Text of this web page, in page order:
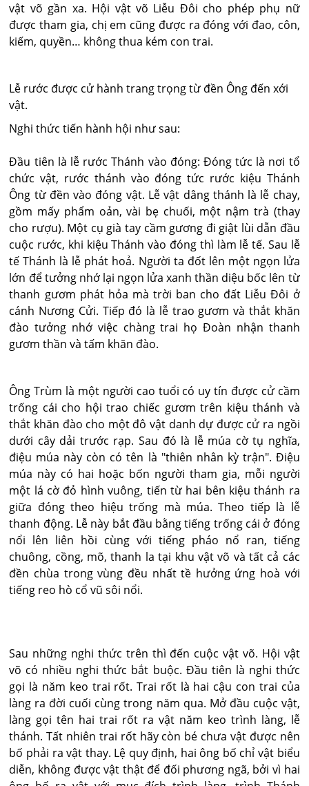
vật võ gần xa. Hội vật võ Liễu Đôi cho phép phụ nữ
được tham gia, chị em cũng được ra đóng với đao, côn,
kiếm, quyền… không thua kém con trai.
Lễ rước được cử hành trang trọng từ đền Ông đến xới
vật.
Nghi thức tiến hành hội như sau:
Đầu tiên là lễ rước Thánh vào đóng: Đóng tức là nơi tổ
chức vật, rước thánh vào đóng tức rước kiệu Thánh
Ông từ đền vào đóng vật. Lễ vật dâng thánh là lễ chay,
gồm mấy phẩm oản, vài bẹ chuối, một nậm trà (thay
cho rượu). Một cụ già tay cầm gương đi giật lùi dẫn đầu
cuộc rước, khi kiệu Thánh vào đóng thì làm lễ tế. Sau lễ
tế Thánh là lễ phát hoả. Người ta đốt lên một ngọn lửa
lớn để tưởng nhớ lại ngọn lửa xanh thần diệu bốc lên từ
thanh gươm phát hỏa mà trời ban cho đất Liễu Đôi ở
cánh Nương Cửi. Tiếp đó là lễ trao gươm và thắt khăn
đào tưởng nhớ việc chàng trai họ Đoàn nhận thanh
gươm thần và tấm khăn đào.
Ông Trùm là một người cao tuổi có uy tín được cử cầm
trống cái cho hội trao chiếc gươm trên kiệu thánh và
thắt khăn đào cho một đô vật danh dự được cử ra ngồi
dưới cây dải trước rạp. Sau đó là lễ múa cờ tụ nghĩa,
điệu múa này còn có tên là "thiên nhân kỳ trận". Điệu
múa này có hai hoặc bốn người tham gia, mỗi người
một lá cờ đỏ hình vuông, tiến từ hai bên kiệu thánh ra
giữa đóng theo hiệu trống mà múa. Theo tiếp là lễ
thanh động. Lễ này bắt đầu bằng tiếng trống cái ở đóng
nổi lên liên hồi cùng với tiếng pháo nổ ran, tiếng
chuông, cồng, mõ, thanh la tại khu vật võ và tất cả các
đền chùa trong vùng đều nhất tề hưởng ứng hoà với
tiếng reo hò cổ vũ sôi nổi.
Sau những nghi thức trên thì đến cuộc vật võ. Hội vật
võ có nhiều nghi thức bắt buộc. Đầu tiên là nghi thức
gọi là năm keo trai rốt. Trai rốt là hai cậu con trai của
làng ra đời cuối cùng trong năm qua. Mở đầu cuộc vật,
làng gọi tên hai trai rốt ra vật năm keo trình làng, lễ
thánh. Tất nhiên trai rốt hãy còn bé chưa vật được nên
bố phải ra vật thay. Lệ quy định, hai ông bố chỉ vật biểu
diễn, không được vật thật để đối phương ngã, bởi vì hai